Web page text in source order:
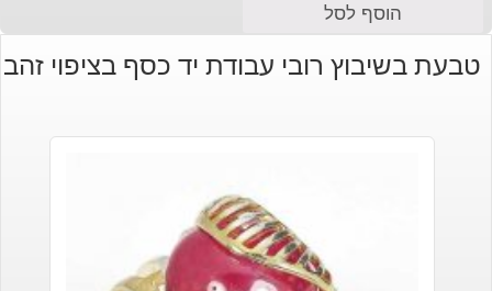
המקורי
היה:
הנוכחי
הוא:
הוסף לסל
טבעת בשיבוץ רובי עבודת יד כסף בציפוי זהב